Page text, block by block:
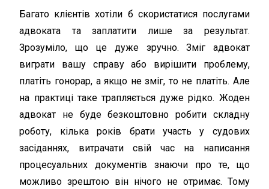
Багато клієнтів хотіли б скористатися послугами
адвоката та заплатити лише за результат.
Зрозуміло, що це дуже зручно. Зміг адвокат
виграти вашу справу або вирішити проблему,
платіть гонорар, а якщо не зміг, то не платіть. Але
на практиці таке трапляється дуже рідко. Жоден
адвокат не буде безкоштовно робити складну
роботу, кілька років брати участь у судових
засіданнях, витрачати свій час на написання
процесуальних документів знаючи про те, що
можливо зрештою він нічого не отримає. Тому